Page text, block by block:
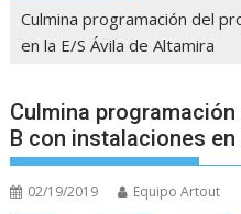
Culmina programación del
en la E/S Ávila de Altamira
Culmina
B con instalaciones
02/19/2019 Equipo Artout